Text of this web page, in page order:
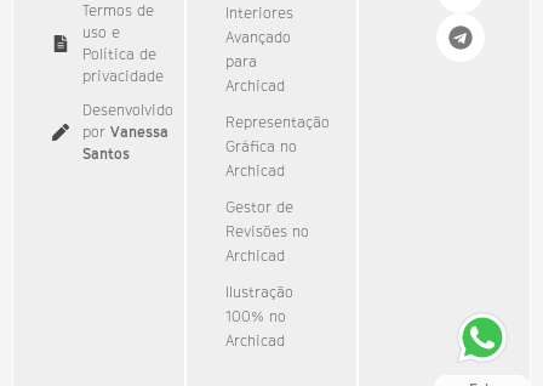
Termos de
uso e
Política de
privacidade
Desenvolvido
por Vanessa
Santos
Interiores
Avançado
para
Archicad
Representação
Gráfica no
Archicad
Gestor de
Revisões no
Archicad
Ilustração
100% no
Archicad